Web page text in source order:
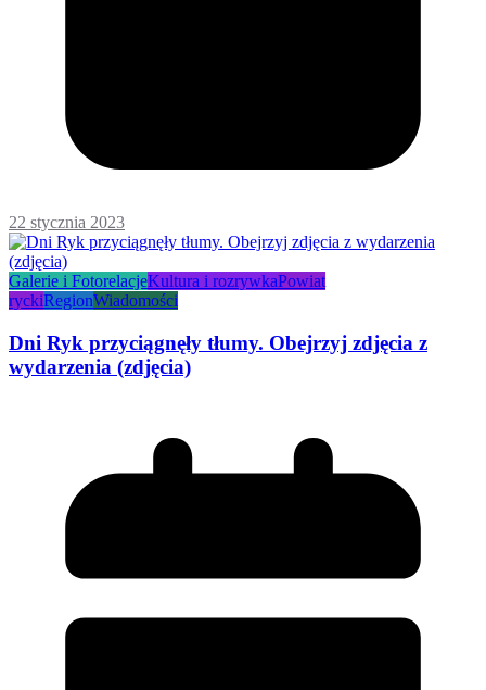
22 stycznia 2023
Galerie i FotorelacjeKultura i rozrywkaPowiat
ryckiRegionWiadomości
Dni Ryk przyciągnęły tłumy. Obejrzyj zdjęcia z
wydarzenia (zdjęcia)